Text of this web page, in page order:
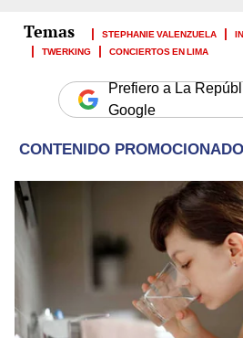
STEPHANIE VALENZUELA
TWERKING
CONCIERTOS EN LIMA
Prefiero a La
Google